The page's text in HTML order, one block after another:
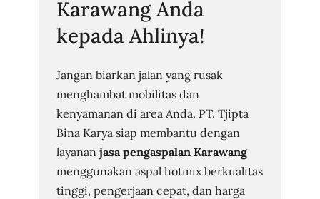
Karawang Anda
kepada Ahlinya!
Jangan biarkan jalan yang rusak
menghambat mobilitas dan
kenyamanan di area Anda. PT. Tjipta
Bina Karya siap membantu dengan
layananjasa pengaspalan Karawang
menggunakan aspal hotmix berkualitas
tinggi, pengerjaan cepat, dan harga